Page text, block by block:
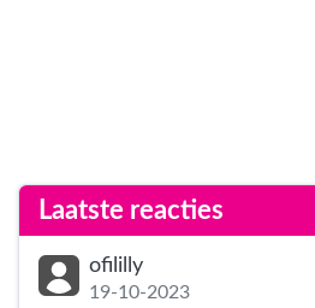
Laatste reacties
ofililly
19-10-2023